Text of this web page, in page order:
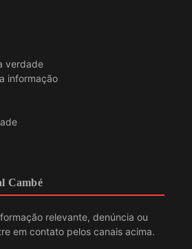
verdade
informação
Cambé
relevante, denúncia ou
em contato pelos canais acima.